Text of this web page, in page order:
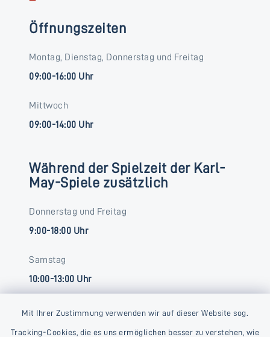
Mit Ihrer Zustimmung verwenden wir auf dieser Website sog.
Tracking-Cookies, die es uns ermöglichen besser zu verstehen, wie
Öffnungszeiten
Montag, Dienstag, Donnerstag und Freitag
09:00-16:00 Uhr
Mittwoch
09:00-14:00 Uhr
Während der Spielzeit der Karl-
May-Spiele zusätzlich
Donnerstag und Freitag
9:00-18:00 Uhr
Samstag
10:00-13:00 Uhr